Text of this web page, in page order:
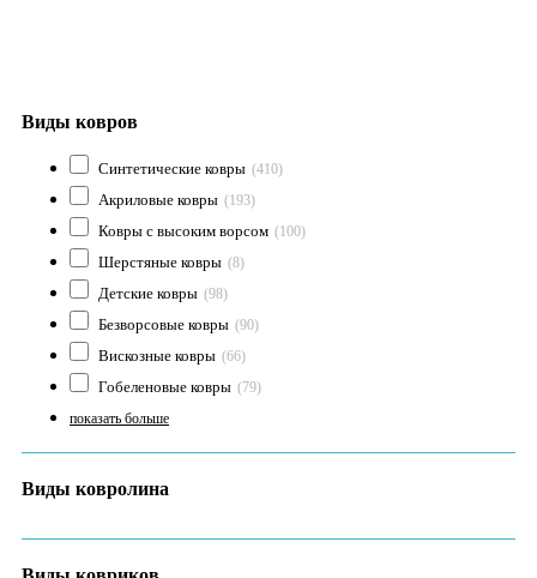
Виды ковров
Синтетические ковры (410)
Акриловые ковры (193)
Ковры с высоким ворсом (100)
Шерстяные ковры (8)
Детские ковры (98)
Безворсовые ковры (90)
Вискозные ковры (66)
Гобеленовые ковры (79)
показать больше
Виды ковролина